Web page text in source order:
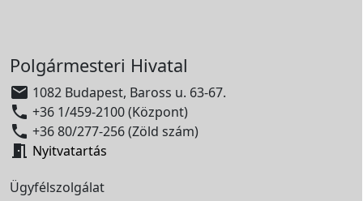
Polgármesteri Hivatal
 1082 Budapest, Baross u. 63-67.
 +36 1/459-2100 (Központ)
 +36 80/277-256 (Zöld szám)
 Nyitvatartás
Ügyfélszolgálat